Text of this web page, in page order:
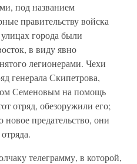
под названием
правительству войска
города были
в виду явно
легионерами. Чехи
генерала Скипетрова,
Семеновым на помощь
отряд, обезоружили его;
новое предательство, они
телеграмму, в которой,